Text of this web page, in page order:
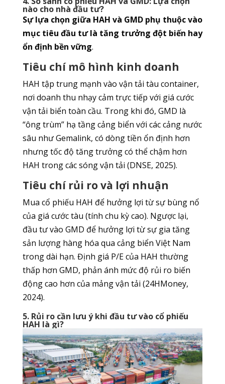
nào cho nhà đầu tư?
Sự lựa chọn giữa HAH và GMD phụ thuộc vào
mục tiêu đầu tư là tăng trưởng đột biến hay
ổn định bền vững.
Tiêu chí mô hình kinh doanh
HAH tập trung mạnh vào vận tải tàu container,
nơi doanh thu nhạy cảm trực tiếp với giá cước
vận tải biển toàn cầu. Trong khi đó, GMD là
“ông trùm” hạ tầng cảng biển với các cảng nước
sâu như Gemalink, có dòng tiền ổn định hơn
nhưng tốc độ tăng trưởng có thể chậm hơn
HAH trong các sóng vận tải (DNSE, 2025).
Tiêu chí rủi ro và lợi nhuận
Mua cổ phiếu HAH để hưởng lợi từ sự bùng nổ
của giá cước tàu (tính chu kỳ cao). Ngược lại,
đầu tư vào GMD để hưởng lợi từ sự gia tăng
sản lượng hàng hóa qua cảng biển Việt Nam
trong dài hạn. Định giá P/E của HAH thường
thấp hơn GMD, phản ánh mức độ rủi ro biến
động cao hơn của mảng vận tải (24HMoney,
2024).
5. Rủi ro cần lưu ý khi đầu tư vào cổ phiếu
HAH là gì?